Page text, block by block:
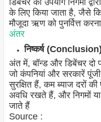
के लिए किया जाता है, जैसे
मौजूदा ऋण को पुनर्वित्त
अंतर
निष्कर्ष
अंत में, बॉन्ड और डिबेंचर दो
जो कंपनियां और सरकारें
सुरक्षित हैं, कम ब्याज दरों
अवधि रखते हैं, और निगमों या
जाते हैं
Source :